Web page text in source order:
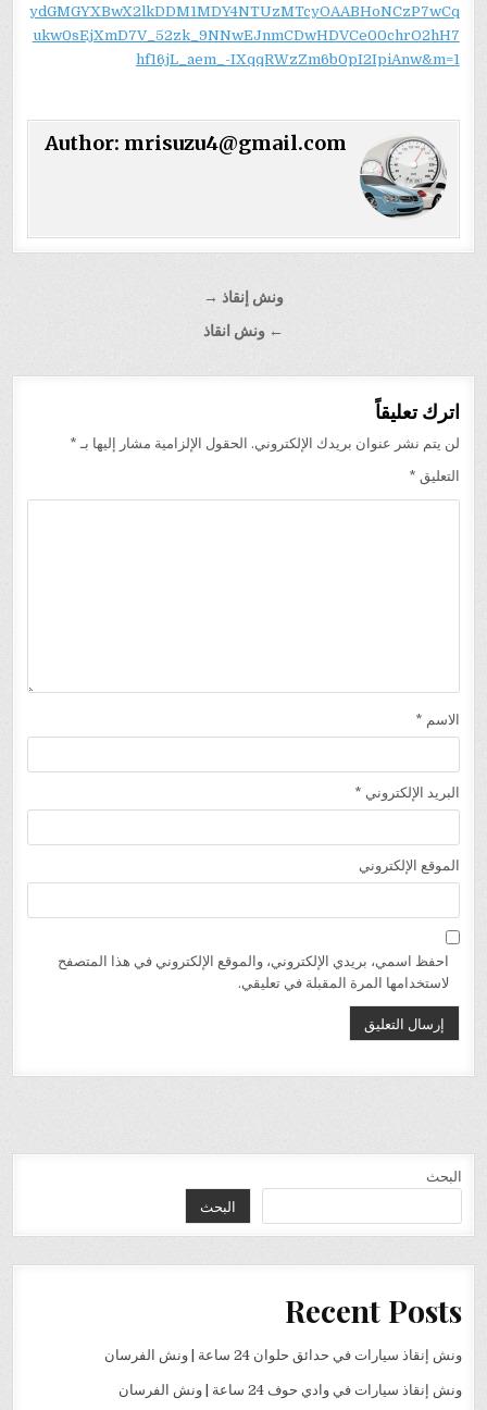
ydGMGYXBwX2lkDDM1MDY4NTUzMTcyOAABHoNCzP7wCq
ukw0sEjXmD7V_52zk_9NNwEJnmCDwHDVCe00chrO2hH7
hf16jL_aem_-IXqqRWzZm6b0pI2IpiAnw&m=1
Author: mrisuzu4@gmail.com
ونش إنقاذ →
← ونش انقاذ
اترك تعليقاً
لن يتم نشر عنوان بريدك الإلكتروني. الحقول الإلزامية مشار إليها بـ *
التعليق *
الاسم *
البريد الإلكتروني *
الموقع الإلكتروني
احفظ اسمي، بريدي الإلكتروني، والموقع الإلكتروني في هذا المتصفح
لاستخدامها المرة المقبلة في تعليقي.
البحث
البحث
Recent Posts
ونش إنقاذ سيارات في حدائق حلوان 24 ساعة | ونش الفرسان
ونش إنقاذ سيارات في وادي حوف 24 ساعة | ونش الفرسان